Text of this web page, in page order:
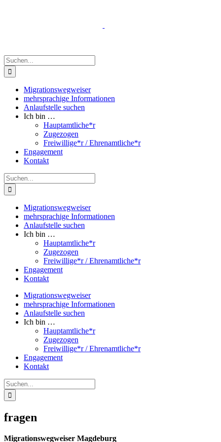
Suche
nach:
Migrationswegweiser
mehrsprachige Informationen
Anlaufstelle suchen
Ich bin …
Hauptamtliche*r
Zugezogen
Freiwillige*r / Ehrenamtliche*r
Engagement
Kontakt
Suche
nach:
Migrationswegweiser
mehrsprachige Informationen
Anlaufstelle suchen
Ich bin …
Hauptamtliche*r
Zugezogen
Freiwillige*r / Ehrenamtliche*r
Engagement
Kontakt
Migrationswegweiser
mehrsprachige Informationen
Anlaufstelle suchen
Ich bin …
Hauptamtliche*r
Zugezogen
Freiwillige*r / Ehrenamtliche*r
Engagement
Kontakt
Suche
nach:
fragen
Migrationswegweiser Magdeburg